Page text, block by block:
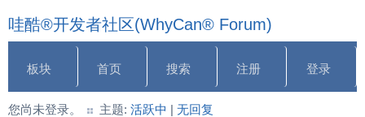
哇酷®开发者社区(WhyCan® Forum)
板块 首页 搜索 注册 登录
您尚未登录。 主题: 活跃中 | 无回复